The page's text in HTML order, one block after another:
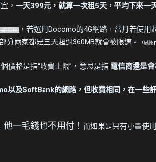
， 一天399元，就算一次租5天，平均下來一
的資料) ，若選用Docomo的4G網路，當月若使
分兩家都是三天超過360MB就會被限速。
（感
價格是指“收費上限”，意思是指 電信商還是
以及SoftBank的網路，但收費相同，在一
一毛錢也不用付！ 而如果是只有小量使